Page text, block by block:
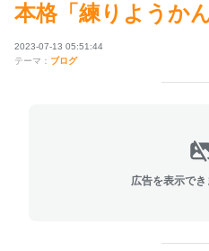
本格「練りようか
2023-07-13 05:51:44
テーマ： ブログ
広告を表示で